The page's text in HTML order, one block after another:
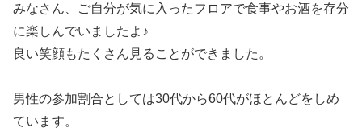
みなさん、ご自分が気に入ったフロアで食事やお酒を存分
に楽しんでいましたよ♪
良い笑顔もたくさん見ることができました。
男性の参加割合としては30代から60代がほとんどをしめ
ています。